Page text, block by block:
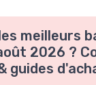
meilleurs
2026 ?
guides